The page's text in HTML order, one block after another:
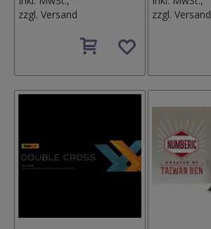
zzgl. Versand
den
zzgl.Versand